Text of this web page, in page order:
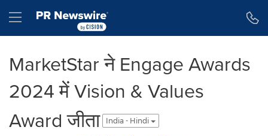
Hamburger menu
MarketStar ने Engage Awards
2024 में Vision & Values
Award जीता
India - Hindi